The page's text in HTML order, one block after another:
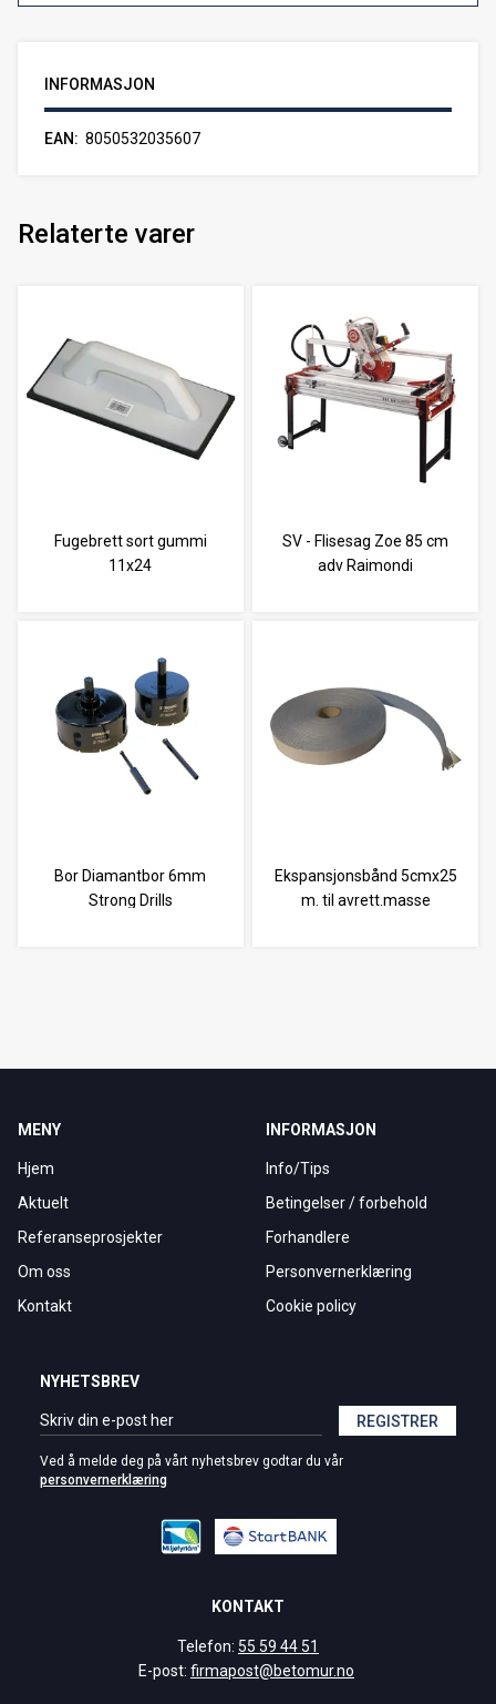
INFORMASJON
EAN 8050532035607
Relaterte varer
Fugebrett sort gummi
11x24
SV - Flisesag Zoe 85 cm
adv Raimondi
Bor Diamantbor 6mm
Strong Drills
Ekspansjonsbånd 5cmx25
m. til avrett.masse
MENY
Hjem
Aktuelt
Referanseprosjekter
Om oss
Kontakt
INFORMASJON
Info/Tips
Betingelser / forbehold
Forhandlere
Personvernerklæring
Cookie policy
NYHETSBREV
REGISTRER
Ved å melde deg på vårt nyhetsbrev godtar du vår
personvernerklæring
KONTAKT
Telefon: 55 59 44 51
E-post: firmapost@betomur.no